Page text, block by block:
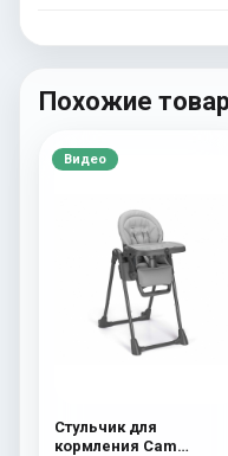
Похожие
Видео
Стульчик для
кормления Cam